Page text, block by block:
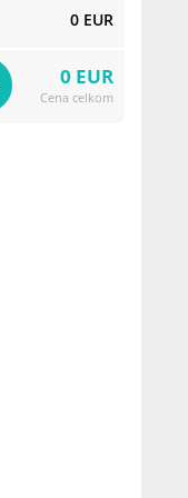
0 EUR
0 EUR
Cena celkom